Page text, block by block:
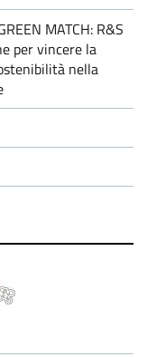
MATCH: R&S
per vincere la
nella